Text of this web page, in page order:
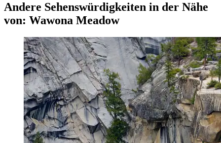
Andere Sehenswürdigkeiten in der Nähe
von: Wawona Meadow